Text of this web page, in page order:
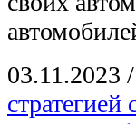
03.11.2023 /